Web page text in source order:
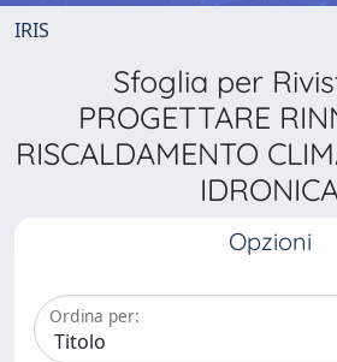
IRIS
Sfoglia per
PROGETTARE
RISCALDAMENTO
Opzioni
Ordina per: